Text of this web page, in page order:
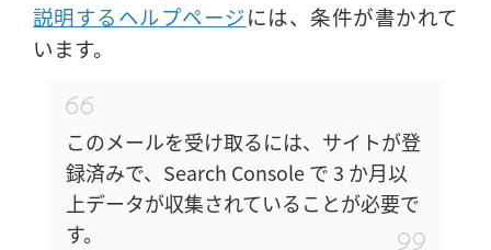
説明するヘルプページには、条件が書かれて
います。
このメールを受け取るには、サイトが登
録済みで、Search Console で 3 か月以
上データが収集されていることが必要で
す。